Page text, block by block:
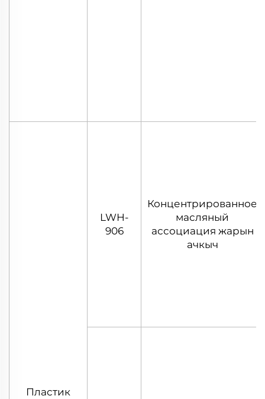
Пластик
LWH-
906
Концентрированное
масляный
ассоциация жарын
ачкыч